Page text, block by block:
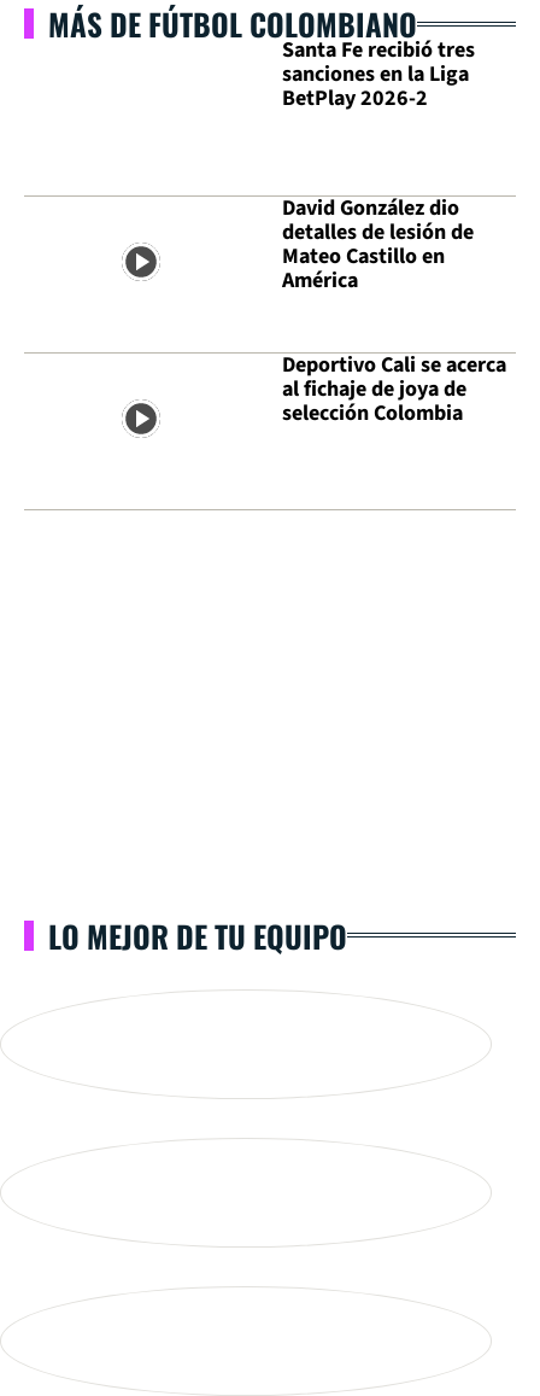
MÁS DE FÚTBOL COLOMBIANO
Santa Fe recibió tres
sanciones en la Liga
BetPlay 2026-2
David González dio
detalles de lesión de
Mateo Castillo en
América
Deportivo Cali se acerca
al fichaje de joya de
selección Colombia
LO MEJOR DE TU EQUIPO